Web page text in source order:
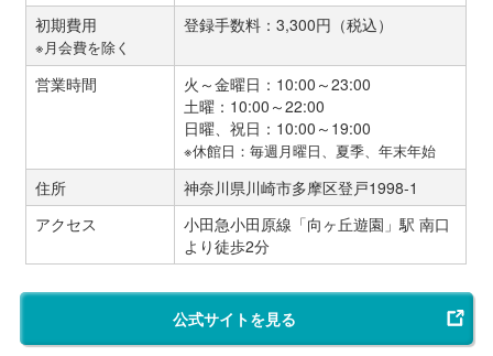
初期費用
※月会費を除く
登録手数料：3,300円（税込）
営業時間
火～金曜日：10:00～23:00
土曜：10:00～22:00
日曜、祝日：10:00～19:00
※休館日：毎週月曜日、夏季、年末年始
住所
神奈川県川崎市多摩区登戸1998-1
アクセス
小田急小田原線「向ヶ丘遊園」駅 南口
より徒歩2分
公式サイトを見る